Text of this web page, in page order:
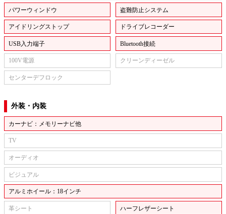
パワーウィンドウ 盗難防止システム
アイドリングストップ ドライブレコーダー
USB入力端子 Bluetooth接続
100V電源 クリーンディーゼル
センターデフロック
外装・内装
カーナビ：メモリーナビ他
TV
オーディオ
ビジュアル
アルミホイール：18インチ
革シート ハーフレザーシート